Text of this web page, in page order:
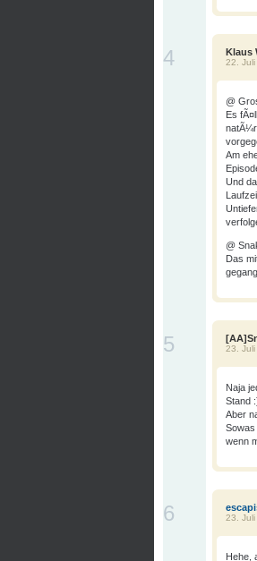
Klaus
22. Juli
4
@
Es
Am
Und
@
Das
23. Juli
5
Naja
Stand
Aber
wenn
23. Juli
6
Hehe,